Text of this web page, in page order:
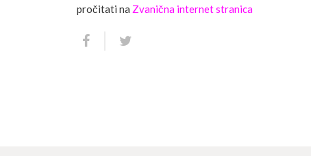
pročitati na Zvanična internet stranica